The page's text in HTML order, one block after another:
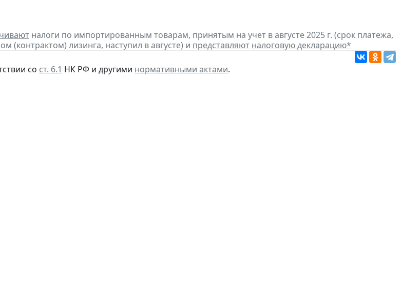
налоги по импортированным товарам, принятым на учет в августе 2025 г. (срок платежа,
(контрактом) лизинга, наступил в августе) и представляют налоговую декларацию*
со ст. 6.1 НК РФ и другими нормативными актами.